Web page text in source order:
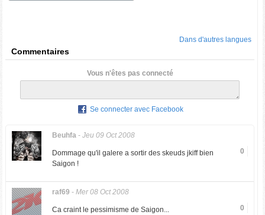
Dans d'autres langues
Commentaires
Vous n'êtes pas connecté
Se connecter avec Facebook
Beuhfa- Jeu 09 Oct 2008
0
Dommage qu'il galere a sortir des skeuds jkiff bien
Saigon !
raf69 - Mer 08 Oct 2008
0
Ca craint le pessimisme de Saigon...